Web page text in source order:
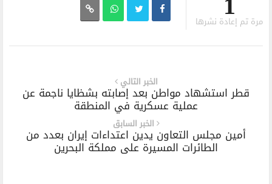
مرة تم إعادة نشرها
الخبر التالي
قطر استشهاد مواطن بعد إصابته بشظايا ناجمة عن
عملية عسكرية في المنطقة
الخبر السابق
أمين مجلس التعاون يدين اعتداءات إيران بعدد من
الطائرات المسيرة على مملكة البحرين